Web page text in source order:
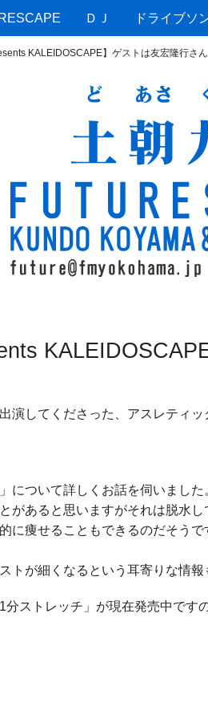
ＤＪ ドライブソ
KALEIDOSCAPE】ゲストは友宏隆行さん
演してくださった、アスレティ
について詳しくお話を伺いまし
があると思いますがそれは脱水し
に痩せることもできるのだそう
トが細くなるという耳寄りな情報
ストレッチ」が現在発売中です